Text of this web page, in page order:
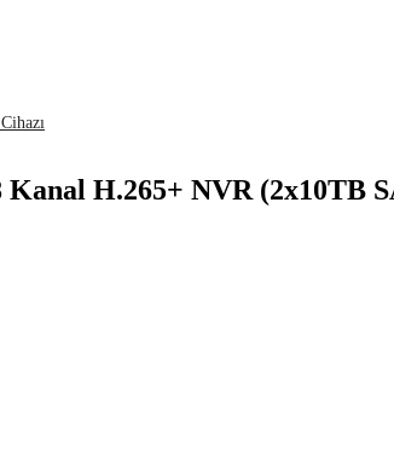
Kanal H.265+ NVR (2x10TB